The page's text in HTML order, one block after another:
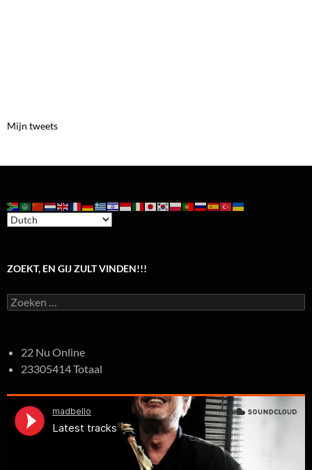
Mijn tweets
ZOEKT, EN GIJ ZULT VINDEN!!!
Zoeken
naar:
22 Nu Online
23305414 Totaal